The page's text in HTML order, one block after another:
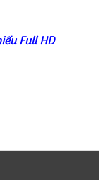
Full HD